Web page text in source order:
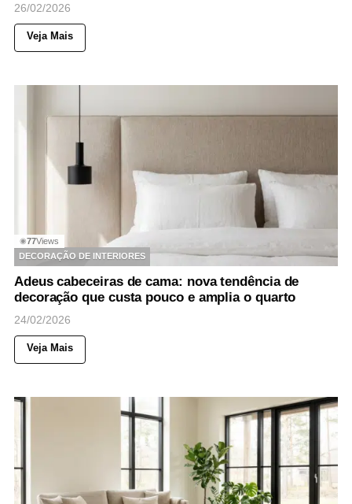
26/02/2026
Veja Mais
◉77Views
DECORAÇÃO DE INTERIORES
Adeus cabeceiras de cama: nova tendência de
decoração que custa pouco e amplia o quarto
24/02/2026
Veja Mais